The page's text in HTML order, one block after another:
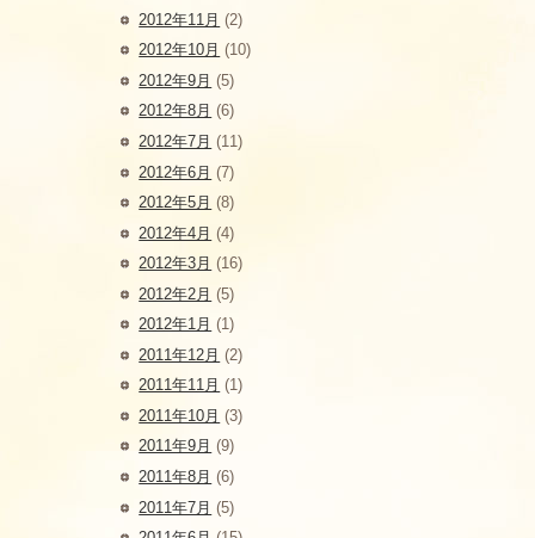
2012年11月 (2)
2012年10月 (10)
2012年9月 (5)
2012年8月 (6)
2012年7月 (11)
2012年6月 (7)
2012年5月 (8)
2012年4月 (4)
2012年3月 (16)
2012年2月 (5)
2012年1月 (1)
2011年12月 (2)
2011年11月 (1)
2011年10月 (3)
2011年9月 (9)
2011年8月 (6)
2011年7月 (5)